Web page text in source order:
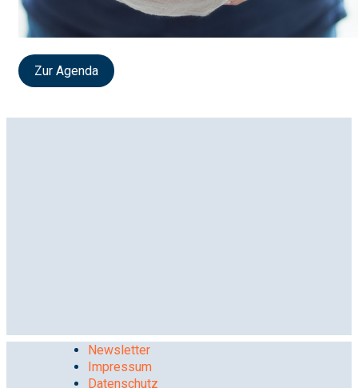
Zur Agenda
Newsletter
Impressum
Datenschutz